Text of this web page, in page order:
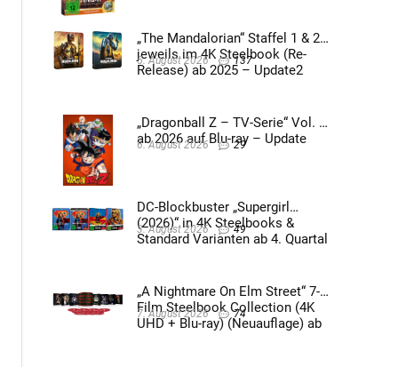
„The Mandalorian“ Staffel 1 & 2
jeweils im 4K Steelbook (Re-
Release) ab 2025 – Update2
5. August 2026 137
„Dragonball Z – TV-Serie“ Vol. 4
ab 2026 auf Blu-ray – Update
6. August 2026 29
DC-Blockbuster „Supergirl
(2026)“ in 4K Steelbooks &
Standard Varianten ab 4. Quartal
3. August 2026 49
„A Nightmare On Elm Street“ 7-
Film Steelbook Collection (4K
UHD + Blu-ray) (Neuauflage) ab
7. August 2026 74